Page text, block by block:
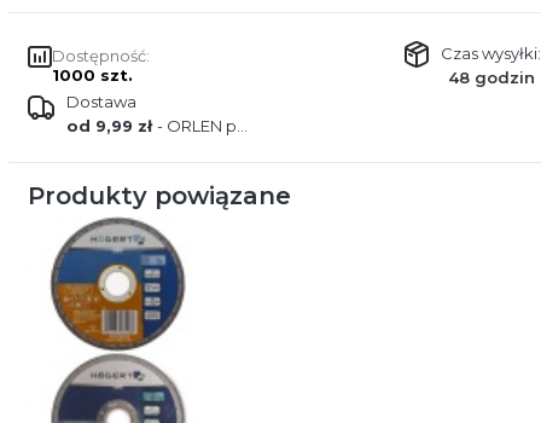
Dostępność:
1000 szt.
Czas wysyłki:
48 godzin
Dostawa
od 9,99 zł- ORLEN paczka
Produkty powiązane